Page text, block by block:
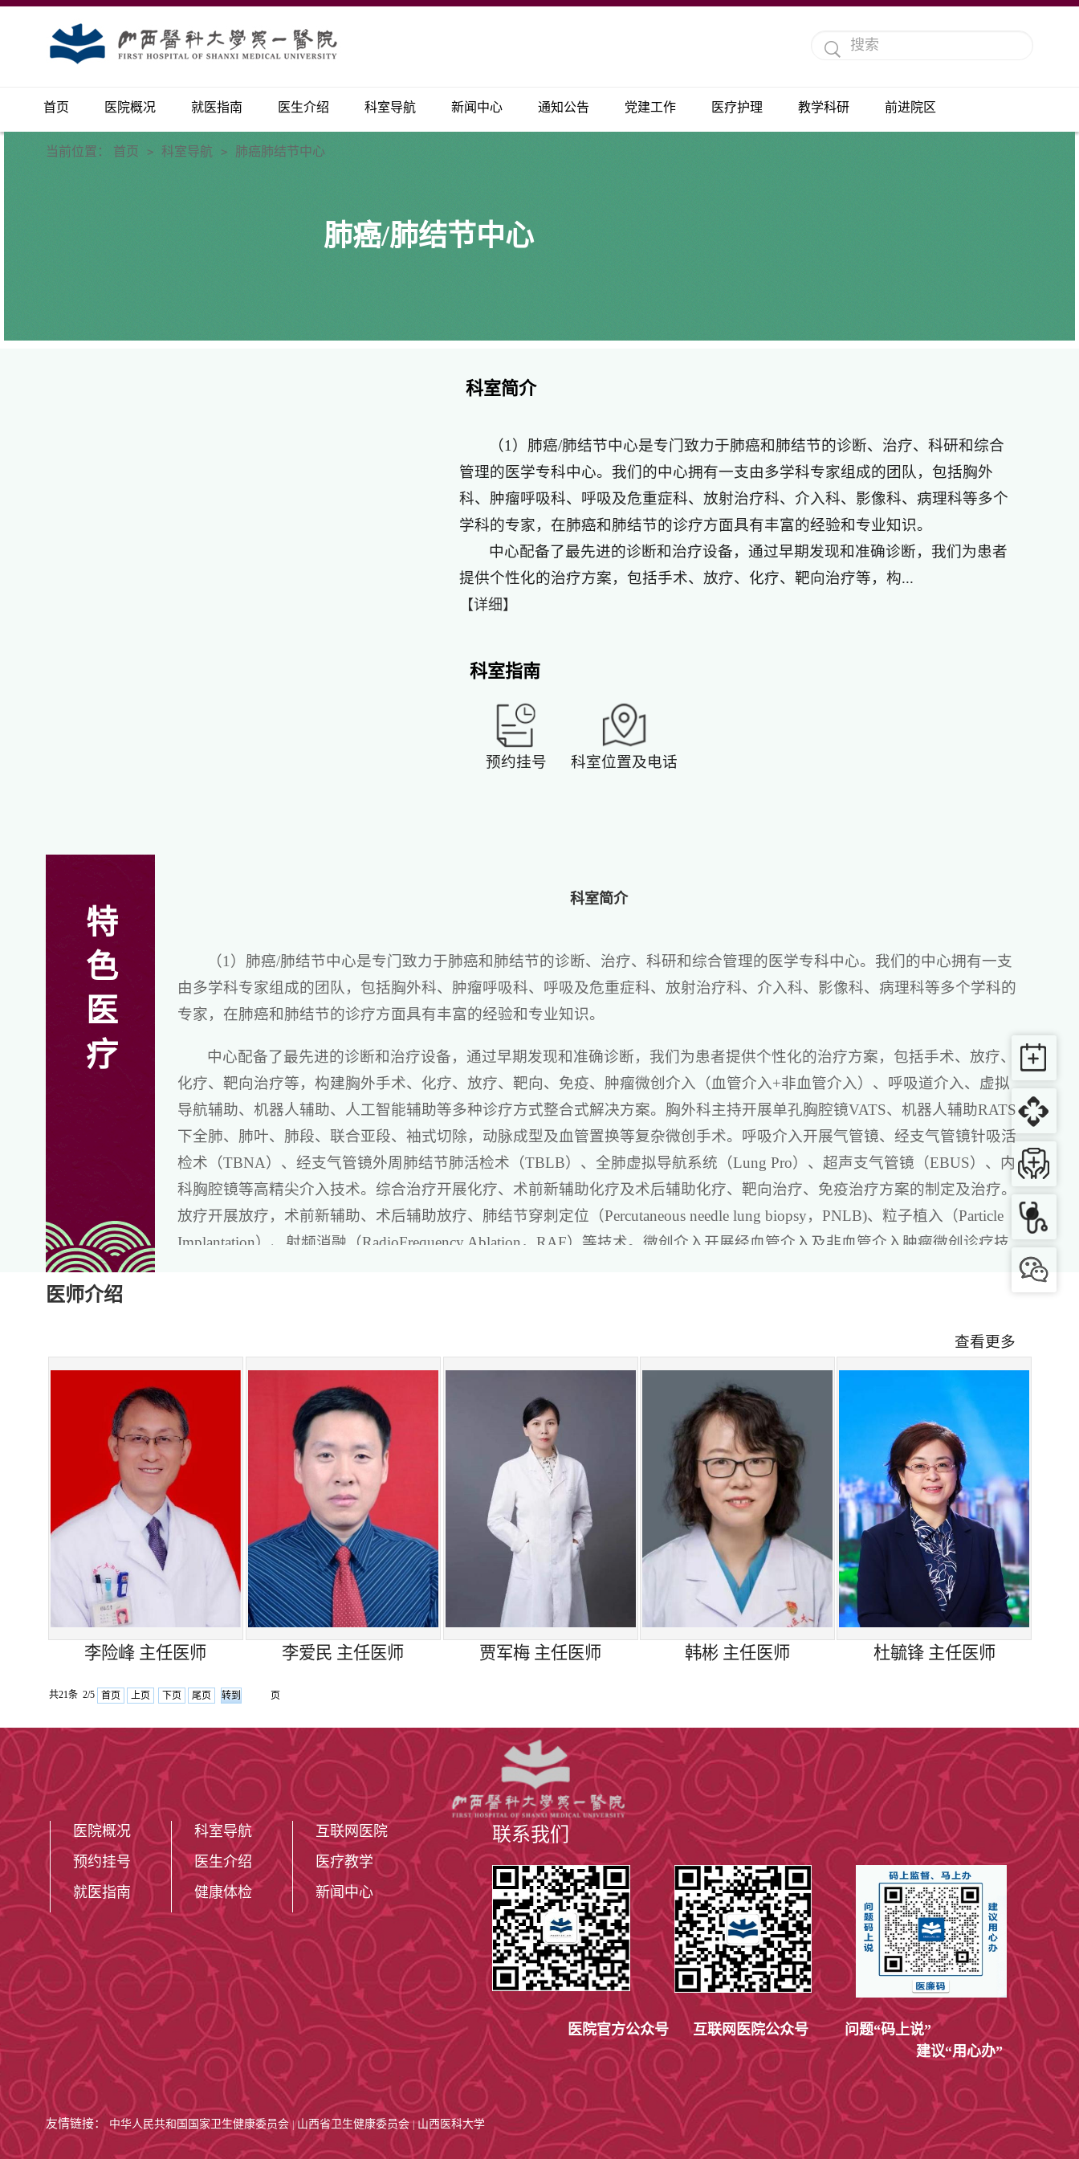
首页 医院概况 就医指南 医生介绍 科室导航 新闻中心 通知公告 党建工作 医疗护理 教学科研 前进院区
当前位置： 首页 > 科室导航 > 肺癌肺结节中心
肺癌/肺结节中心
科室简介
（1）肺癌/肺结节中心是专门致力于肺癌和肺结节的诊断、治疗、科研和综合
管理的医学专科中心。我们的中心拥有一支由多学科专家组成的团队，包括胸外
科、肿瘤呼吸科、呼吸及危重症科、放射治疗科、介入科、影像科、病理科等多个
学科的专家，在肺癌和肺结节的诊疗方面具有丰富的经验和专业知识。
中心配备了最先进的诊断和治疗设备，通过早期发现和准确诊断，我们为患者
提供个性化的治疗方案，包括手术、放疗、化疗、靶向治疗等，构...
【详细】
科室指南
预约挂号 科室位置及电话
特
色
医
疗
科室简介
（1）肺癌/肺结节中心是专门致力于肺癌和肺结节的诊断、治疗、科研和综合管理的医学专科中心。我们的中心拥有一支
由多学科专家组成的团队，包括胸外科、肿瘤呼吸科、呼吸及危重症科、放射治疗科、介入科、影像科、病理科等多个学科的
专家，在肺癌和肺结节的诊疗方面具有丰富的经验和专业知识。
中心配备了最先进的诊断和治疗设备，通过早期发现和准确诊断，我们为患者提供个性化的治疗方案，包括手术、放疗、
化疗、靶向治疗等，构建胸外手术、化疗、放疗、靶向、免疫、肿瘤微创介入（血管介入+非血管介入）、呼吸道介入、虚拟
导航辅助、机器人辅助、人工智能辅助等多种诊疗方式整合式解决方案。胸外科主持开展单孔胸腔镜VATS、机器人辅助RATS
下全肺、肺叶、肺段、联合亚段、袖式切除，动脉成型及血管置换等复杂微创手术。呼吸介入开展气管镜、经支气管镜针吸活
检术（TBNA）、经支气管镜外周肺结节肺活检术（TBLB）、全肺虚拟导航系统（Lung Pro）、超声支气管镜（EBUS）、内
科胸腔镜等高精尖介入技术。综合治疗开展化疗、术前新辅助化疗及术后辅助化疗、靶向治疗、免疫治疗方案的制定及治疗。
放疗开展放疗，术前新辅助、术后辅助放疗、肺结节穿刺定位（Percutaneous needle lung biopsy，PNLB)、 粒子植入（Particle
Implantation）、射频消融（RadioFrequency Ablation，RAF）等技术。微创介入开展经血管介入及非血管介入肿瘤微创诊疗技
围绕肺癌分期开展技术研发项目，积极与高水平平台科研中心积极交流，打造学术水平一流肺癌研究中心，通过纵横协同、医
除了治疗，我们还注重患者的全程管理和关怀。我们为患者提供心理支持、康复指导和定期随访，帮助患者及其家人更好
地应对疾病。
我们的理念是以患者为中心，以服务为宗旨，以技术为核心，以创新为引领。通过卓越的医疗技术、专业的团队合作和个
体化的患者关怀，开拓创新，规范诊治，为肺癌和肺结节患者提供最佳的治疗效果和生活质量。
（2）科室电话：0351-4639905
科室位置
门诊：山西医科大学第一医院北门东侧（文源巷）肺结节/肺癌门诊
（数据更新至2026年05月22日）
医师介绍
查看更多
李险峰 主任医师 李爱民 主任医师 贾军梅 主任医师 韩彬 主任医师 杜毓锋 主任医师
共21条 2/5 首页 上页 下页 尾页 页
医院概况
预约挂号
就医指南
科室导航
医生介绍
健康体检
互联网医院
医疗教学
新闻中心
联系我们
医院官方公众号 互联网医院公众号
问题“码上说”
建议“用心办”
友情链接： 中华人民共和国国家卫生健康委员会 山西省卫生健康委员会 | 山西医科大学